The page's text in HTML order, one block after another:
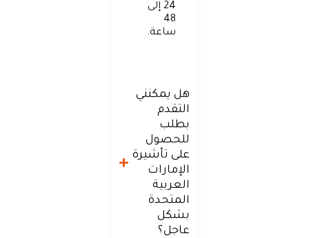
24 إلى
48
ساعة.
هل يمكنني
التقدم
بطلب
للحصول
على تأشيرة
الإمارات
العربية
المتحدة
بشكل
عاجل؟